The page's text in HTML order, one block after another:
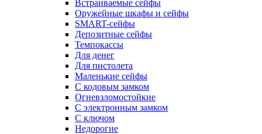
Встраиваемые сейфы
Оружейные шкафы и сейфы
SMART-сейфы
Депозитные сейфы
Темпокассы
Для денег
Для пистолета
Маленькие сейфы
С кодовым замком
Огневзломостойкие
С электронным замком
С ключом
Недорогие